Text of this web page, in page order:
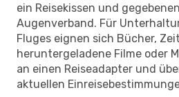
ein Reisekissen und
Augenverband. Für
Fluges eignen sich Bücher,
heruntergeladene Filme oder
an einen Reiseadapter und
aktuellen